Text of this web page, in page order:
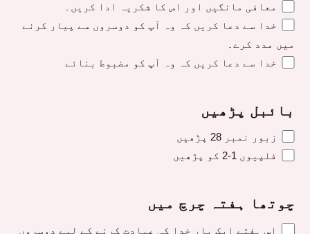
معافی مانگیں اور اس کا شکریہ ادا کریں۔
خدا سے دعا کریں کہ وہ آپ کو دوسروں سے پیار کرنے
میں مدد کرے۔
خدا سے دعا کریں کہ وہ آپ کو مضبوط بنائے
بائبل پڑھیں
زبور نمبر 28 پڑھیں
فلپیوں 1-2 کو پڑھیں
چوتھا ہفتہ چرچ میں
اس ہفتے ایک بار خدا کی عبادت کرنے کے لیے دوسروں